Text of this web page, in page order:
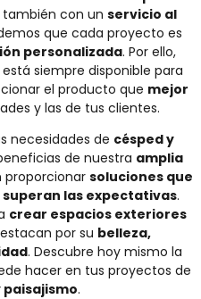
también con un servicio al
que cada proyecto es
personalizada. Por ello,
está siempre disponible para
el producto que mejor
y las de tus clientes.
necesidades de césped y
de nuestra amplia
proporcionar soluciones que
superan las expectativas.
crear espacios exteriores
por su belleza,
. Descubre hoy mismo la
hacer en tus proyectos de
.